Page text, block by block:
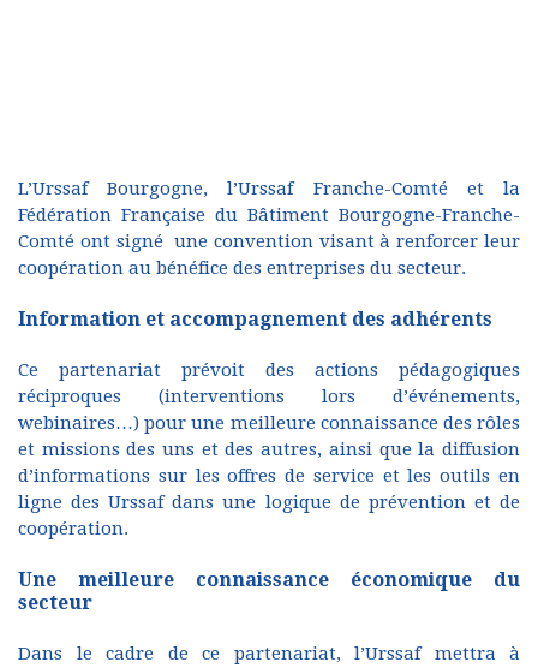
L’Urssaf Bourgogne, l’Urssaf Franche-Comté et la
Fédération Française du Bâtiment Bourgogne-Franche-
Comté ont signé une convention visant à renforcer leur
coopération au bénéfice des entreprises du secteur.
Information et accompagnement des adhérents
Ce partenariat prévoit des actions pédagogiques
réciproques (interventions lors d’événements,
webinaires…) pour une meilleure connaissance des rôles
et missions des uns et des autres, ainsi que la diffusion
d’informations sur les offres de service et les outils en
ligne des Urssaf dans une logique de prévention et de
coopération.
Une meilleure connaissance économique du
secteur
Dans le cadre de ce partenariat, l’Urssaf mettra à